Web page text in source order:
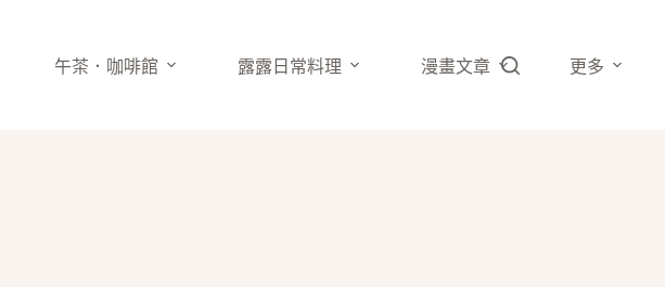
午茶．咖啡館 露露日常料理 漫畫文章 更多